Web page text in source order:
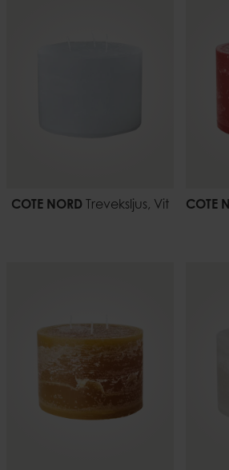
COTE NORD Treveksljus, Vit COTE